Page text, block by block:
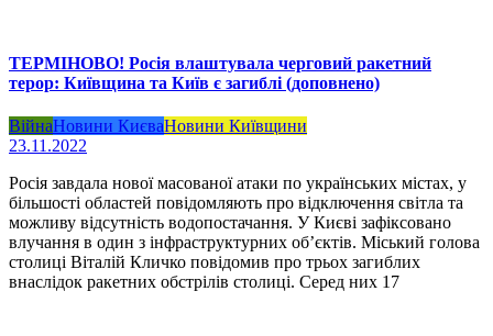
ТЕРМІНОВО! Росія влаштувала черговий ракетний
терор: Київщина та Київ є загиблі (доповнено)
ВійнаНовини КиєваНовини Київщини
23.11.2022
Росія завдала нової масованої атаки по українських містах, у
більшості областей повідомляють про відключення світла та
можливу відсутність водопостачання. У Києві зафіксовано
влучання в один з інфраструктурних обʼєктів. Міський голова
столиці Віталій Кличко повідомив про трьох загиблих
внаслідок ракетних обстрілів столиці. Серед них 17